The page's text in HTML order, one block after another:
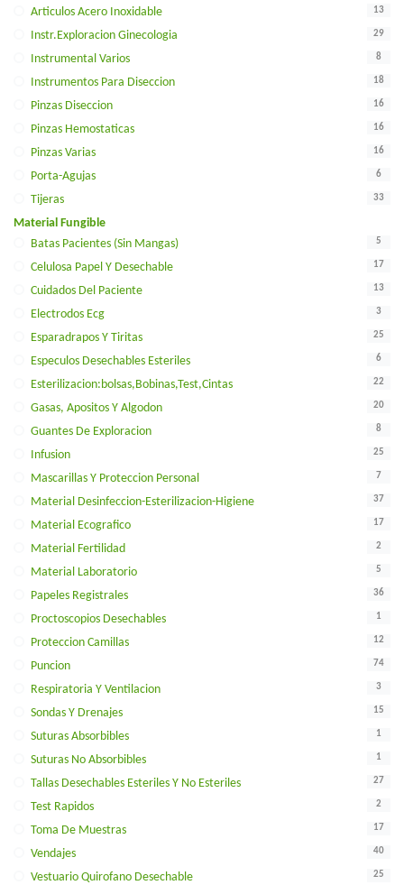
Articulos Acero Inoxidable
13
Instr.exploracion Ginecologia 29
Instrumental Varios 8
Instrumentos Para Diseccion 18
Pinzas Diseccion 16
Pinzas Hemostaticas 16
Pinzas Varias 16
Porta-Agujas 6
Tijeras 33
Material Fungible
Batas Pacientes (sin Mangas)
5
Celulosa Papel Y Desechable 17
Cuidados Del Paciente 13
Electrodos Ecg 3
Esparadrapos Y Tiritas 25
Especulos Desechables Esteriles 6
Esterilizacion:bolsas,bobinas,test,cintas 22
Gasas, Apositos Y Algodon 20
Guantes De Exploracion 8
Infusion 25
Mascarillas Y Proteccion Personal 7
Material Desinfeccion-Esterilizacion-Higiene 37
Material Ecografico 17
Material Fertilidad 2
Material Laboratorio 5
Papeles Registrales 36
Proctoscopios Desechables 1
Proteccion Camillas 12
Puncion 74
Respiratoria Y Ventilacion 3
Sondas Y Drenajes 15
Suturas Absorbibles 1
Suturas No Absorbibles 1
Tallas Desechables Esteriles Y No Esteriles 27
Test Rapidos 2
Toma De Muestras 17
Vendajes 40
Vestuario Quirofano Desechable 25